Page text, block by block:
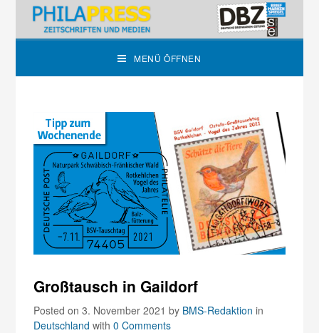
MENÜ ÖFFNEN
Großtausch in Gaildorf
Posted on 3. November 2021by BMS-Redaktion in
Deutschland with0 Comments